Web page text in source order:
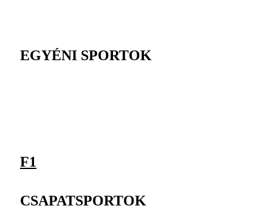
EGYÉNI SPORTOK
F1
CSAPATSPORTOK